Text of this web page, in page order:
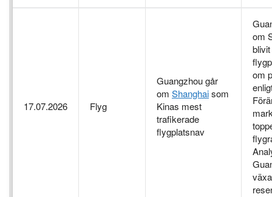
17.07.2026 Flyg
Guangzhou går
om Shanghaisom
Kinas mest
trafikerade
flygplatsnav
om
om